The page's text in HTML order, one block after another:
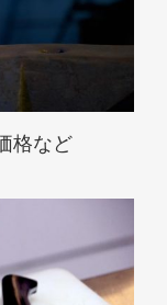
格など